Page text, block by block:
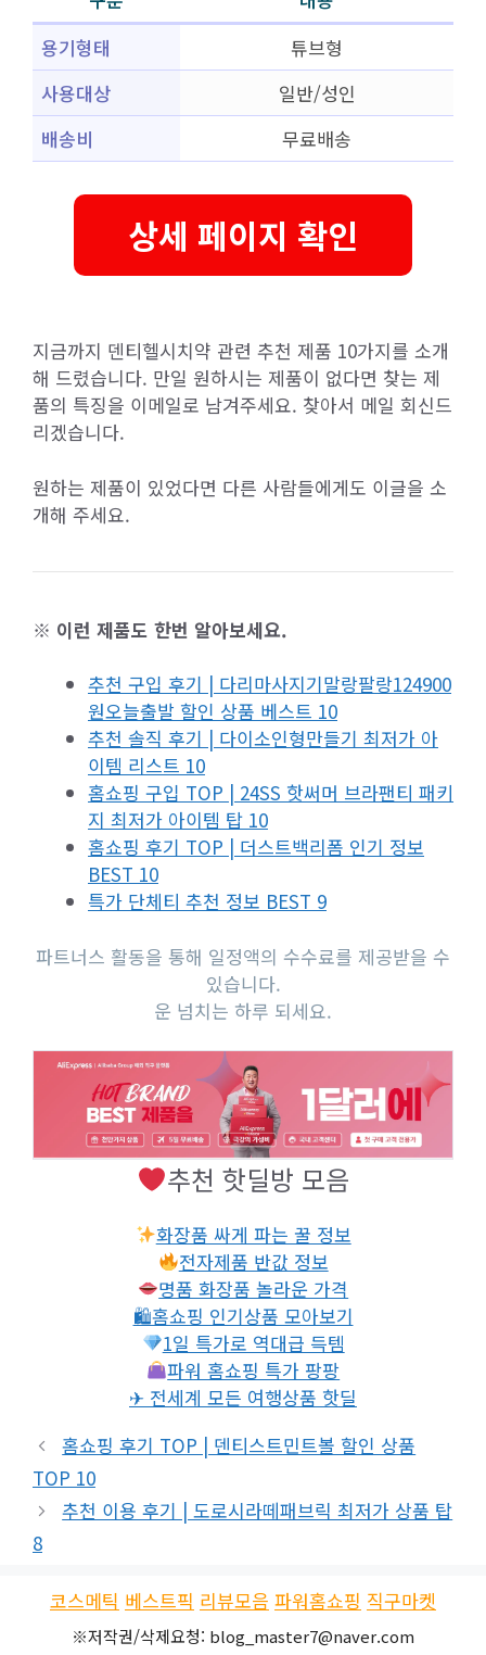
용기형태
튜브형
사용대상
일반/성인
배송비
무료배송
상세 페이지 확인
지금까지 덴티헬시치약 관련 추천 제품 10가지를 소개
해 드렸습니다. 만일 원하시는 제품이 없다면 찾는 제
품의 특징을 이메일로 남겨주세요. 찾아서 메일 회신드
리겠습니다.
원하는 제품이 있었다면 다른 사람들에게도 이글을 소
개해 주세요.
※ 이런 제품도 한번 알아보세요.
추천 구입 후기 | 다리마사지기말랑팔랑124900
원오늘출발 할인 상품 베스트 10
추천 솔직 후기 | 다이소인형만들기 최저가 아
이템 리스트 10
홈쇼핑 구입 TOP | 24SS 핫써머 브라팬티 패키
지 최저가 아이템 탑 10
홈쇼핑 후기 TOP | 더스트백리폼 인기 정보
BEST 10
특가 단체티 추천 정보 BEST 9
파트너스 활동을 통해 일정액의 수수료를 제공받을 수
있습니다.
운 넘치는 하루 되세요.
추천 핫딜방 모음
화장품 싸게 파는 꿀 정보
전자제품 반값 정보
명품 화장품 놀라운 가격
🛍홈쇼핑 인기상품 모아보기
1일 특가로 역대급 득템
파워 홈쇼핑 특가 팡팡
✈ 전세계 모든 여행상품 핫딜
홈쇼핑 후기 TOP | 덴티스트민트볼 할인 상품
TOP 10
추천 이용 후기 | 도로시라떼패브릭 최저가 상품 탑
8
코스메틱 베스트픽 리뷰모음 파워홈쇼핑 직구마켓
※저작권/삭제요청: blog_master7@naver.com